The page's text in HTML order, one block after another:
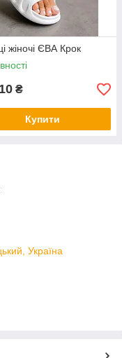
жіночі ЄВА Крок
₴
Купити
Україна